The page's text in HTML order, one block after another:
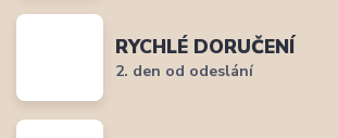
RYCHLÉ DORUČENÍ
2. den od odeslání